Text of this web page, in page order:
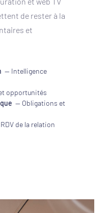
de rester à la
et
— Intelligence
opportunités
— Obligations et
de la relation